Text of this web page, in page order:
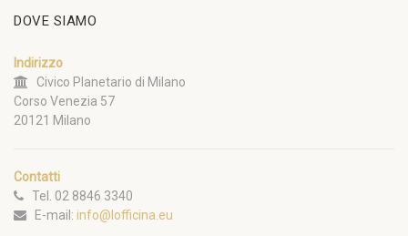
DOVE SIAMO
Indirizzo
Civico Planetario di Milano
Corso Venezia 57
20121 Milano
Contatti
Tel. 02 8846 3340
E-mail: info@lofficina.eu